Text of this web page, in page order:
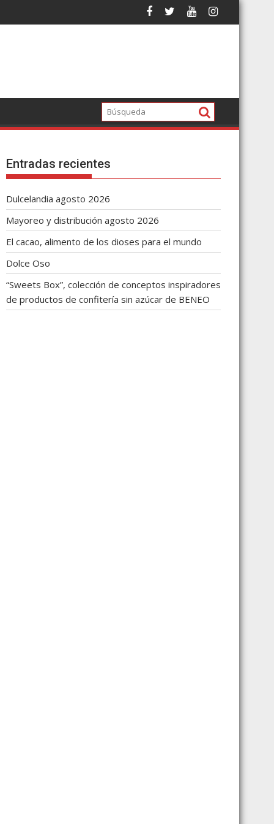
Entradas recientes
Dulcelandia agosto 2026
Mayoreo y distribución agosto 2026
El cacao, alimento de los dioses para el mundo
Dolce Oso
“Sweets Box”, colección de conceptos inspiradores
de productos de confitería sin azúcar de BENEO